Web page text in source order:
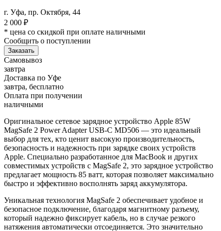
г. Уфа, пр. Октября, 44
2 000 ₽
* цена со скидкой при оплате наличными
Сообщить о поступлении
Заказать
Самовывоз
завтра
Доставка по Уфе
завтра, бесплатно
Оплата при получении
наличными
Оригинальное сетевое зарядное устройство Apple 85W
MagSafe 2 Power Adapter USB-C MD506 — это идеальный
выбор для тех, кто ценит высокую производительность,
безопасность и надежность при зарядке своих устройств
Apple. Специально разработанное для MacBook и других
совместимых устройств с MagSafe 2, это зарядное устройство
предлагает мощность 85 ватт, которая позволяет максимально
быстро и эффективно восполнять заряд аккумулятора.
Уникальная технология MagSafe 2 обеспечивает удобное и
безопасное подключение, благодаря магнитному разъему,
который надежно фиксирует кабель, но в случае резкого
натяжения автоматически отсоединяется. Это значительно